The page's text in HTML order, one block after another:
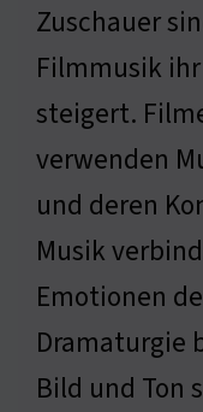
Zuschauer
Filmmusik
steigert.
verwenden
und deren
Musik
Emotionen
Dramaturgie
Bild und Ton